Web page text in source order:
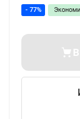
- 77%